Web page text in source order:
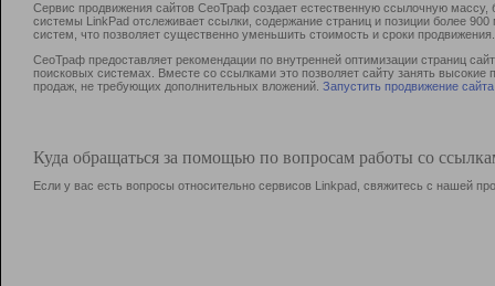
Сервис продвижения сайтов СеоТраф создает естественную ссылочную
системы LinkPad отслеживает ссылки, содержание страниц и позиции более
систем, что позволяет существенно уменьшить стоимость и сроки продвижения.
СеоТраф предоставляет рекомендации по внутренней оптимизации страниц
поисковых системах. Вместе со ссылками это позволяет сайту занять
продаж, не требующих дополнительных вложений. Запустить продвижение сайта
Куда обращаться за помощью по вопросам работы со
Если у вас есть вопросы относительно сервисов Linkpad, свяжитесь с нашей